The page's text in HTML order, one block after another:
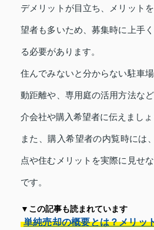
デメリットが目立ち、メリット
望者も多いため、募集時に上手
る必要があります。
住んでみないと分からない駐車
動距離や、専用庭の活用方法な
介会社や購入希望者に伝えましょ
また、購入希望者の内覧時には
点や住むメリットを実際に見せ
です。
▼この記事も読まれています
単純売却の概要とは？メリッ